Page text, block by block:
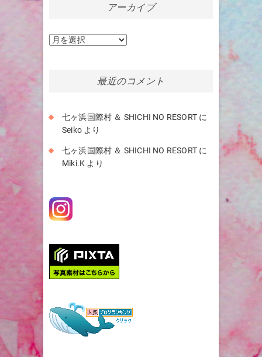
アーカイブ
ア
最近のコメント
七ヶ浜国際村 ＆ SHICHI NO RESORT に
Seiko より
七ヶ浜国際村 ＆ SHICHI NO RESORT に
Miki.K より